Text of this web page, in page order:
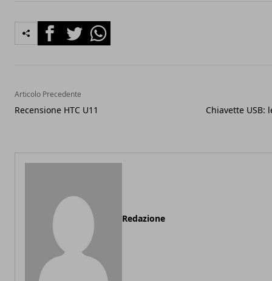
FacebookTwitterWhatsapp
Articolo Precedente
Recensione HTC U11 Chiavette USB:
Redazione